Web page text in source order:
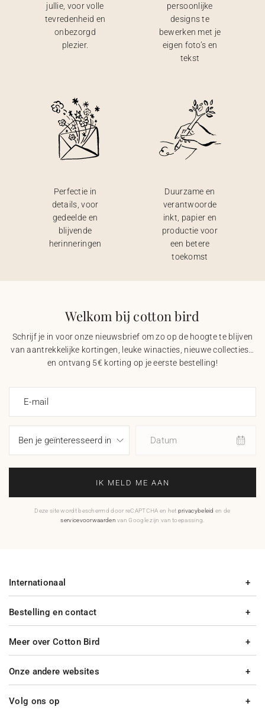
jullie, voor volle
tevredenheid en
onbezorgd
plezier.
persoonlijke
designs te
bewerken met je
eigen foto’s en
tekst
Perfectie in
details, voor
gedeelde en
blijvende
herinneringen
Duurzame en
verantwoorde
inkt, papier en
productie voor
een betere
toekomst
Welkom bij cotton bird
Schrijf je in voor onze nieuwsbrief om zo op de hoogte te blijven
van aantrekkelijke kortingen, leuke winacties, nieuwe collecties…
en ontvang 5€ korting op je eerste bestelling!
E-mail
Datum
IK MELD ME AAN
Deze site wordt beschermd door reCAPTCHA en het privacybeleid en de
servicevoorwaarden van Google zijn van toepassing.
Bestelling en contact
Meer over Cotton Bird
Internationaal
Onze andere websites
Volg ons op